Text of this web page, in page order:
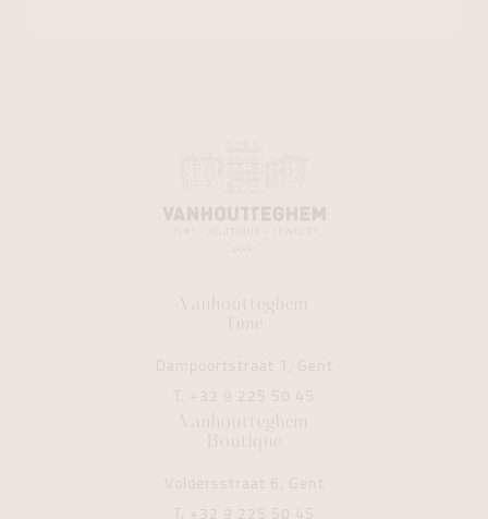
Vanhoutteghem
Time
Dampoortstraat 1, Gent
T. +32 9 225 50 45
Vanhoutteghem
Boutique
Voldersstraat 6, Gent
T. +32 9 225 50 45